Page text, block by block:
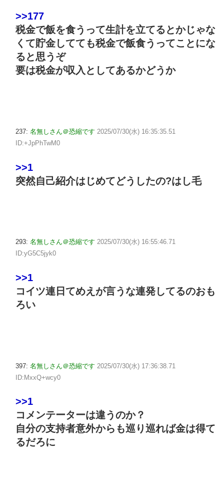
>>177
税金で飯を食うって生計を立てるとかじゃな
くて貯金してても税金で飯食うってことにな
ると思うぞ
要は税金が収入としてあるかどうか
237: 名無しさん＠恐縮です 2025/07/30(水) 16:35:35.51
ID:+JpPhTwM0
>>1
突然自己紹介はじめてどうしたの?はし毛
293: 名無しさん＠恐縮です 2025/07/30(水) 16:55:46.71
ID:yG5C5jyk0
>>1
コイツ連日てめえが言うな連発してるのおも
ろい
397: 名無しさん＠恐縮です 2025/07/30(水) 17:36:38.71
ID:MxxQ+wcy0
>>1
コメンテーターは違うのか？
自分の支持者意外からも巡り巡れば金は得て
るだろに